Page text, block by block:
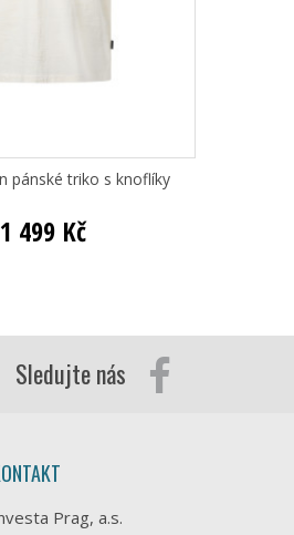
pánské triko s knoflíky
1 499 Kč
Sledujte nás
Prag, a.s.